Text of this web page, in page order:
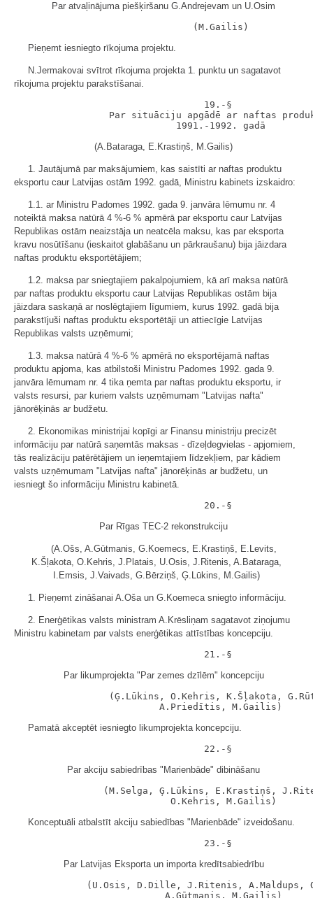
Par atvaļinājuma piešķiršanu G.Andrejevam un U.Osim
Pieņemt iesniegto rīkojuma projektu.
N.Jermakovai svītrot rīkojuma projekta 1. punktu un sagatavot
rīkojuma projektu parakstīšanai.
                                  19.-§
Par situāciju apgādē ar naftas
(A.Bataraga, E.Krastiņš, M.Gailis)
1. Jautājumā par maksājumiem, kas saistīti ar naftas produktu
eksportu caur Latvijas ostām 1992. gadā, Ministru kabinets izskaidro:
1.1. ar Ministru Padomes 1992. gada 9. janvāra lēmumu nr. 4
noteiktā maksa natūrā 4 %-6 % apmērā par eksportu caur Latvijas
Republikas ostām neaizstāja un neatcēla maksu, kas par eksporta
kravu nosūtīšanu (ieskaitot glabāšanu un pārkraušanu) bija jāizdara
naftas produktu eksportētājiem;
1.2. maksa par sniegtajiem pakalpojumiem, kā arī maksa natūrā
par naftas produktu eksportu caur Latvijas Republikas ostām bija
jāizdara saskaņā ar noslēgtajiem līgumiem, kurus 1992. gadā bija
parakstījuši naftas produktu eksportētāji un attiecīgie Latvijas
Republikas valsts uzņēmumi;
1.3. maksa natūrā 4 %-6 % apmērā no eksportējamā naftas
produktu apjoma, kas atbilstoši Ministru Padomes 1992. gada 9.
janvāra lēmumam nr. 4 tika ņemta par naftas produktu eksportu, ir
valsts resursi, par kuriem valsts uzņēmumam "Latvijas nafta"
jānorēķinās ar budžetu.
2. Ekonomikas ministrijai kopīgi ar Finansu ministriju precizēt
informāciju par natūrā saņemtās maksas - dīzeļdegvielas - apjomiem,
tās realizāciju patērētājiem un ieņemtajiem līdzekļiem, par kādiem
valsts uzņēmumam "Latvijas nafta" jānorēķinās ar budžetu, un
iesniegt šo informāciju Ministru kabinetā.
Par Rīgas TEC-2 rekonstrukciju
(A.Ošs, A.Gūtmanis, G.Koemecs, E.Krastiņš, E.Levits,
K.Šļakota, O.Kehris, J.Platais, U.Osis, J.Ritenis, A.Bataraga,
I.Emsis, J.Vaivads, G.Bērziņš, Ģ.Lūkins, M.Gailis)
1. Pieņemt zināšanai A.Oša un G.Koemeca sniegto informāciju.
2. Enerģētikas valsts ministram A.Krēsliņam sagatavot ziņojumu
Ministru kabinetam par valsts enerģētikas attīstības koncepciju.
Par likumprojekta "Par zemes dzīlēm" koncepciju
(Ģ.Lūkins, O.Kehris, K.Šļakota,
Pamatā akceptēt iesniegto likumprojekta koncepciju.
Par akciju sabiedrības "Marienbāde" dibināšanu
(M.Selga, Ģ.Lūkins, E.Krastiņš,
Konceptuāli atbalstīt akciju sabiedības "Marienbāde" izveidošanu.
Par Latvijas Eksporta un importa kredītsabiedrību
(U.Osis, D.Dille, J.Ritenis, A.Maldups,